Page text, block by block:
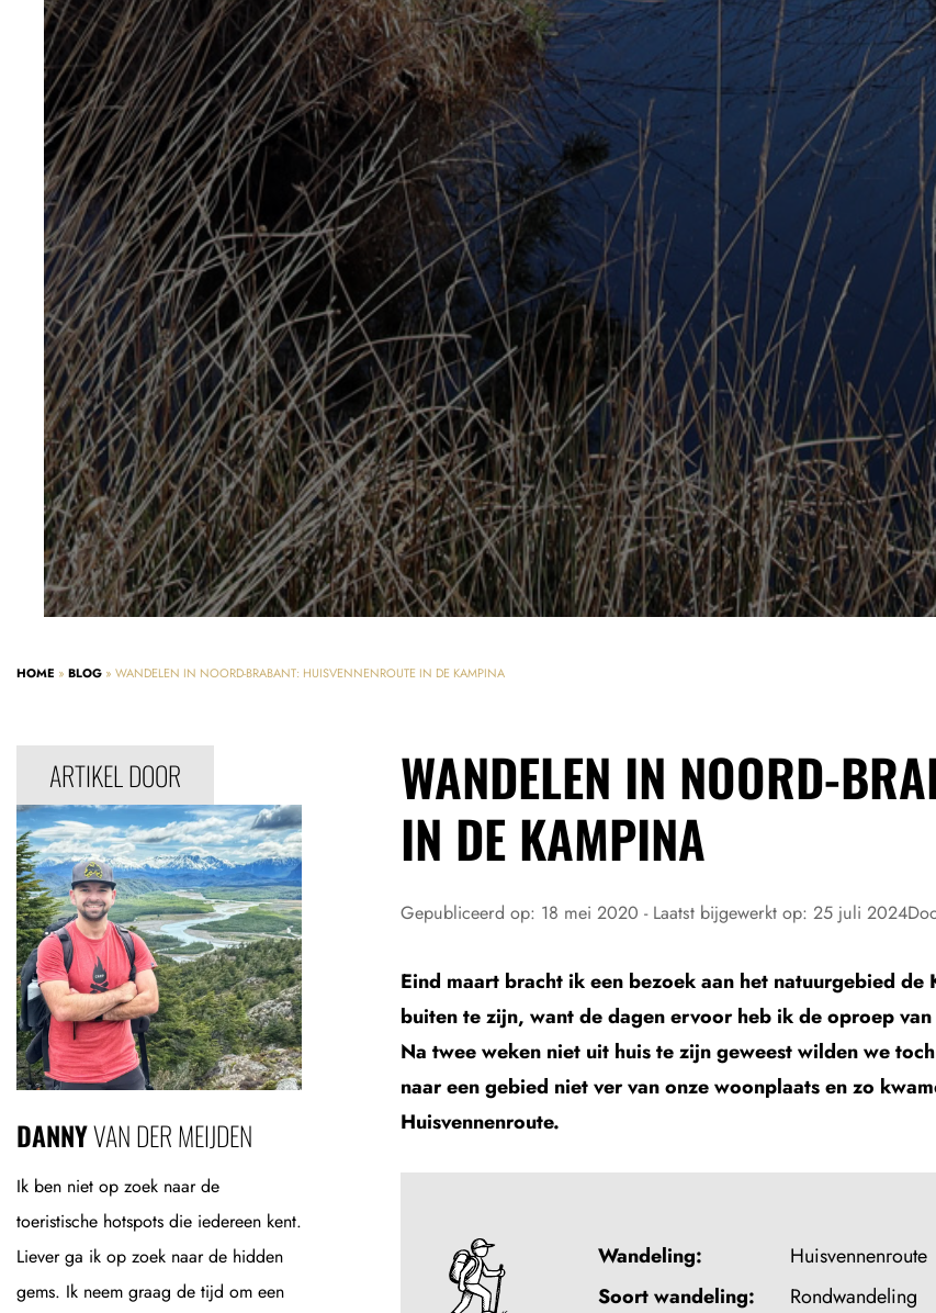
HOME » BLOG » WANDELEN IN NOORD-BRABANT: HUISVENNENROUTE IN DE KAMPINA
WANDELEN IN NOORD-
IN DE KAMPINA
Gepubliceerd op: 18 mei 2020 - Laatst bijgewerkt op: 25 juli 2024
Eind maart bracht ik een bezoek aan het natuurgebied
buiten te zijn, want de dagen ervoor heb ik de oproep
Na twee weken niet uit huis te zijn geweest wilden we
naar een gebied niet ver van onze woonplaats en zo
Huisvennenroute.
Wandeling:
Huisvennenroute
Soort wandeling:
Rondwandeling
ARTIKEL DOOR
DANNYVAN DER MEIJDEN
Ik ben niet op zoek naar de
toeristische hotspots die iedereen kent.
Liever ga ik op zoek naar de hidden
gems. Ik neem graag de tijd om een